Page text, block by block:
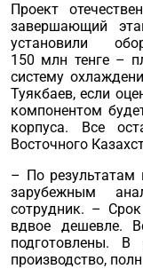
Проект
завершающий
установили
150 млн тенге –
систему
Туякбаев, если
компонентом
корпуса. Все
Восточного
– По результатам
зарубежным
сотрудник. –
вдвое дешевле.
подготовлены. В
производство,